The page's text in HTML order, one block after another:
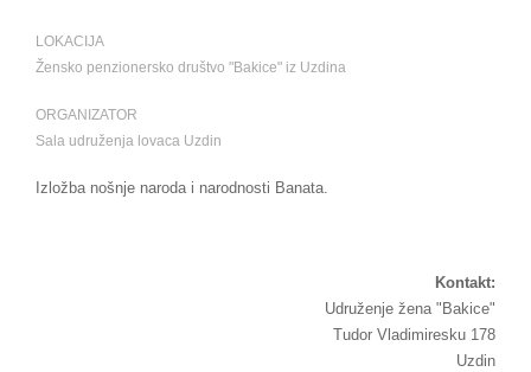
LOKACIJA
Žensko penzionersko društvo "Bakice" iz Uzdina
ORGANIZATOR
Sala udruženja lovaca Uzdin
Izložba nošnje naroda i narodnosti Banata.
Kontakt:
Udruženje žena "Bakice"
Tudor Vladimiresku 178
Uzdin